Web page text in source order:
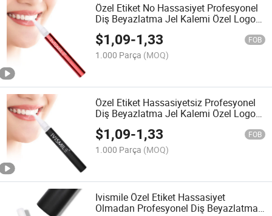
Özel Etiket No Hassasiyet Profesyonel
Diş Beyazlatma Jel Kalemi Özel Logo
Parlak Beyaz Anında
$1,09-1,33 FOB
1.000 Parça (MOQ)
Özel Etiket Hassasiyetsiz Profesyonel
Diş Beyazlatma Jel Kalemi Özel Logo
ile
$1,09-1,33 FOB
1.000 Parça (MOQ)
Ivismile Özel Etiket Hassasiyet
Olmadan Profesyonel Diş Beyazlatma